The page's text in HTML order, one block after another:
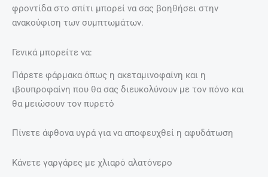
φροντίδα στο σπίτι μπορεί να σας βοηθήσει στην
ανακούφιση των συμπτωμάτων.
Γενικά μπορείτε να:
Πάρετε φάρμακα όπως η ακεταμινοφαίνη και η
ιβουπροφαίνη που θα σας διευκολύνουν με τον πόνο και
θα μειώσουν τον πυρετό
Πίνετε άφθονα υγρά για να αποφευχθεί η αφυδάτωση
Κάνετε γαργάρες με χλιαρό αλατόνερο